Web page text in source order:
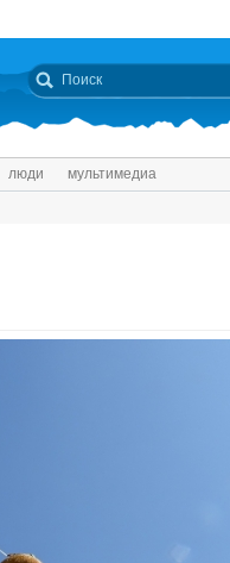
люди мультимедиа